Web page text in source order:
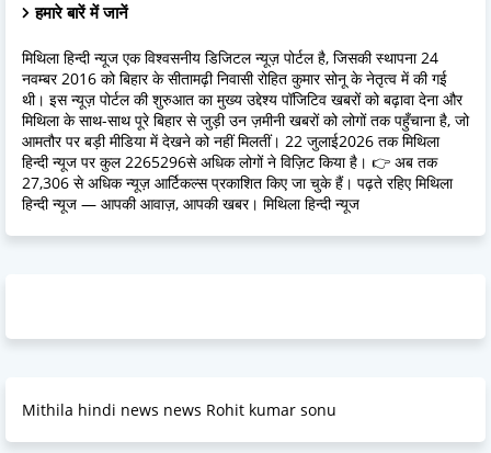
हमारे बारें में जानें
मिथिला हिन्दी न्यूज एक विश्वसनीय डिजिटल न्यूज़ पोर्टल है, जिसकी स्थापना 24
नवम्बर 2016 को बिहार के सीतामढ़ी निवासी रोहित कुमार सोनू के नेतृत्व में की गई
थी। इस न्यूज़ पोर्टल की शुरुआत का मुख्य उद्देश्य पॉजिटिव खबरों को बढ़ावा देना और
मिथिला के साथ-साथ पूरे बिहार से जुड़ी उन ज़मीनी खबरों को लोगों तक पहुँचाना है, जो
आमतौर पर बड़ी मीडिया में देखने को नहीं मिलतीं। 22 जुलाई2026 तक मिथिला
हिन्दी न्यूज पर कुल 2265296से अधिक लोगों ने विज़िट किया है। 👉 अब तक
27,306 से अधिक न्यूज़ आर्टिकल्स प्रकाशित किए जा चुके हैं। पढ़ते रहिए मिथिला
हिन्दी न्यूज — आपकी आवाज़, आपकी खबर। मिथिला हिन्दी न्यूज
Mithila hindi news news Rohit kumar sonu